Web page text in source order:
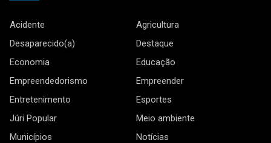
Acidente
Agricultura
Desaparecido(a)
Destaque
Economia
Educação
Empreendedorismo
Empreender
Entretenimento
Esportes
Júri Popular
Meio ambiente
Municípios
Notícias